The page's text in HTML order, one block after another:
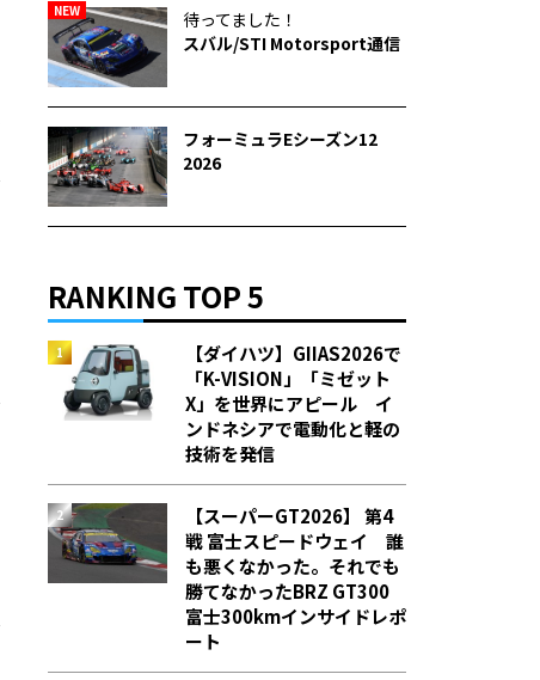
NEW
待ってました！
スバル/STI Motorsport通信
フォーミュラEシーズン12
2026
RANKING TOP 5
【ダイハツ】GIIAS2026で
「K-VISION」「ミゼット
X」を世界にアピール イ
ンドネシアで電動化と軽の
技術を発信
【スーパーGT2026】 第4
戦 富士スピードウェイ 誰
も悪くなかった。それでも
勝てなかった――BRZ GT300
富士300kmインサイドレポ
ート